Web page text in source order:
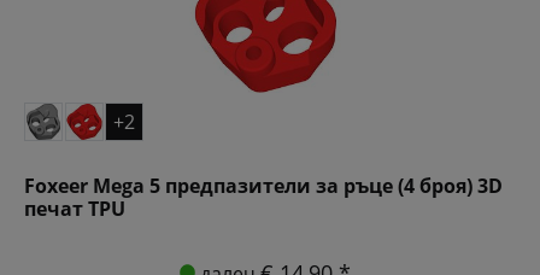
+2
Foxeer Mega 5 предпазители за ръце (4 броя) 3D
печат TPU